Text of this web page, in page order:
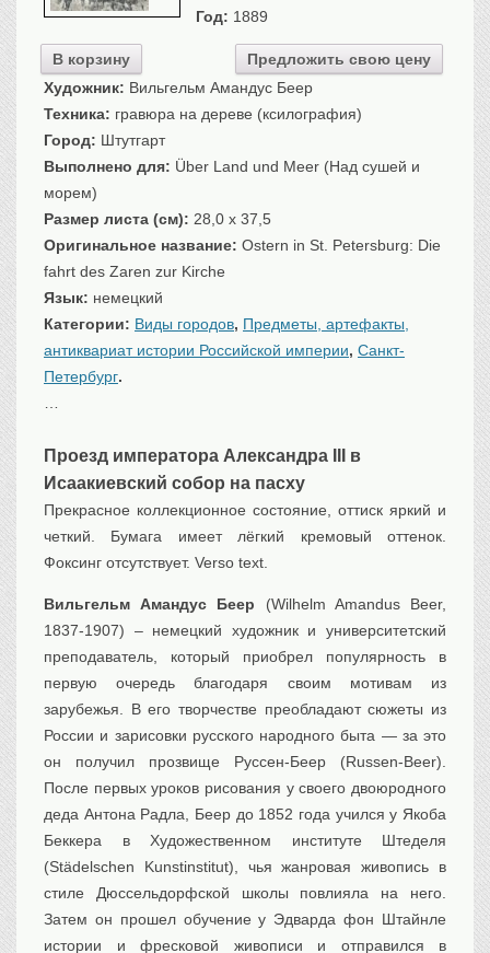
Санкт-Петербург
Российская империя
Прочие
Ценные бумаги
История моды.
Гражданская мода
Униформа
Охота. Флора. Фауна
Фауна
Флора
Охота
Рыбы, рыбалка
Архитектура
Техника
Транспорт
Флот, кораблестроение
Связь
Букинистика
Медицина
Оружие, военная атрибутика
Выставочные экспонаты XVI-XIXв.
Разное
В корзину Предложить свою цену
Год: 1889
Художник: Вильгельм Амандус Беер
Техника: гравюра на дереве (ксилография)
Город: Штутгарт
Выполнено для: Über Land und Meer (Над сушей и
морем)
Размер листа (см): 28,0 x 37,5
Оригинальное название: Ostern in St. Petersburg: Die
fahrt des Zaren zur Kirche
Язык: немецкий
Категории: Виды городов, Предметы, артефакты,
антиквариат истории Российской империи, Санкт-
Петербург.
Проезд императора Александра III в
Исаакиевский собор на пасху
Прекрасное коллекционное состояние, оттиск яркий и
четкий. Бумага имеет лёгкий кремовый оттенок.
Фоксинг отсутствует. Verso text.
Вильгельм Амандус Беер (Wilhelm Amandus Beer,
1837-1907) – немецкий художник и университетский
преподаватель, который приобрел популярность в
первую очередь благодаря своим мотивам из
зарубежья. В его творчестве преобладают сюжеты из
России и зарисовки русского народного быта — за это
он получил прозвище Руссен-Беер (Russen-Beer).
После первых уроков рисования у своего двоюродного
деда Антона Радла, Беер до 1852 года учился у Якоба
Беккера в Художественном институте Штеделя
(Städelschen Kunstinstitut), чья жанровая живопись в
стиле Дюссельдорфской школы повлияла на него.
Затем он прошел обучение у Эдварда фон Штайнле
истории и фресковой живописи и отправился в